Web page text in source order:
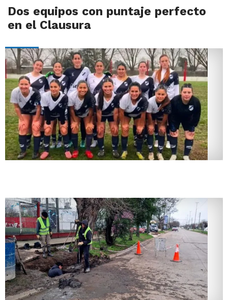
Dos equipos con puntaje perfecto
en el Clausura